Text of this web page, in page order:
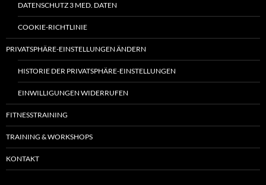
DATENSCHUTZ 3 MED. DATEN
COOKIE-RICHTLINIE
PRIVATSPHÄRE-EINSTELLUNGEN ÄNDERN
HISTORIE DER PRIVATSPHÄRE-EINSTELLUNGEN
EINWILLIGUNGEN WIDERRUFEN
FITNESSTRAINING
TRAINING & WORKSHOPS
KONTAKT